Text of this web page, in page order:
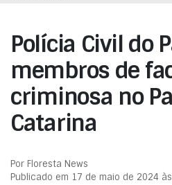
Polícia Civil do
membros de
criminosa no
Catarina
Por Floresta News
Publicado em 17 de maio de 2024